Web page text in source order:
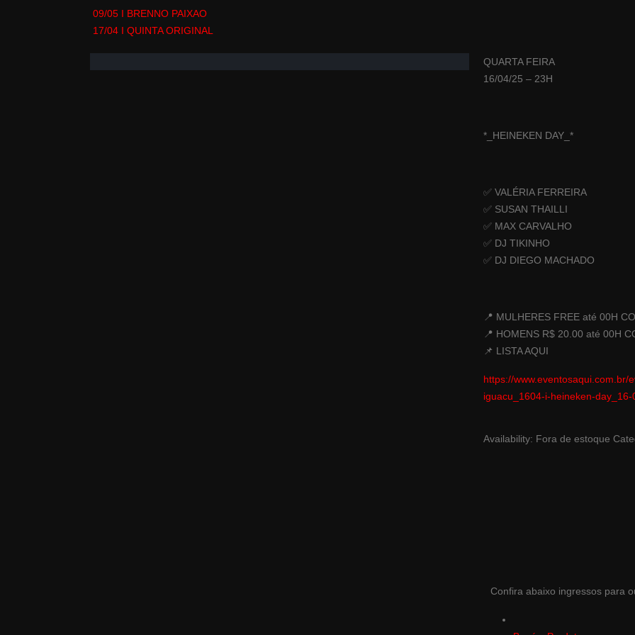
09/05 I BRENNO PAIXAO
17/04 I QUINTA ORIGINAL
QUARTA FEIRA
16/04/25 – 23H
*_HEINEKEN DAY_*
✅ VALÉRIA FERREIRA
✅ SUSAN THAILLI
✅ MAX CARVALHO
✅ DJ TIKINHO
✅ DJ DIEGO MACHADO
📍 MULHERES FREE até 00H
📍 HOMENS R$ 20.00 até 00H
📌 LISTA AQUI
https://
iguacu_1604-i-heineken-day_16-
Availability: Fora de estoque
Confira abaixo ingressos para